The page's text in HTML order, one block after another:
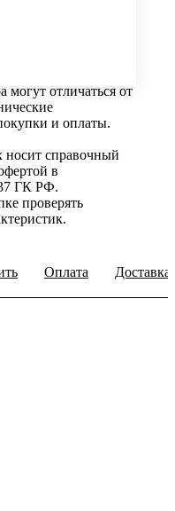
могут отличаться от
и оплаты.
носит справочный
в
ГК РФ.
проверять
Оплата Доставка